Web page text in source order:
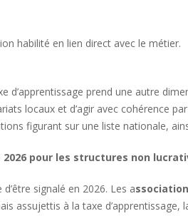
habilité en lien direct avec le métier.
d’apprentissage prend une autre
locaux et d’agir avec cohérence
figurant sur une liste nationale,
pour les structures non
signalé en 2026. Les a
assujettis à la taxe d’apprentissage,